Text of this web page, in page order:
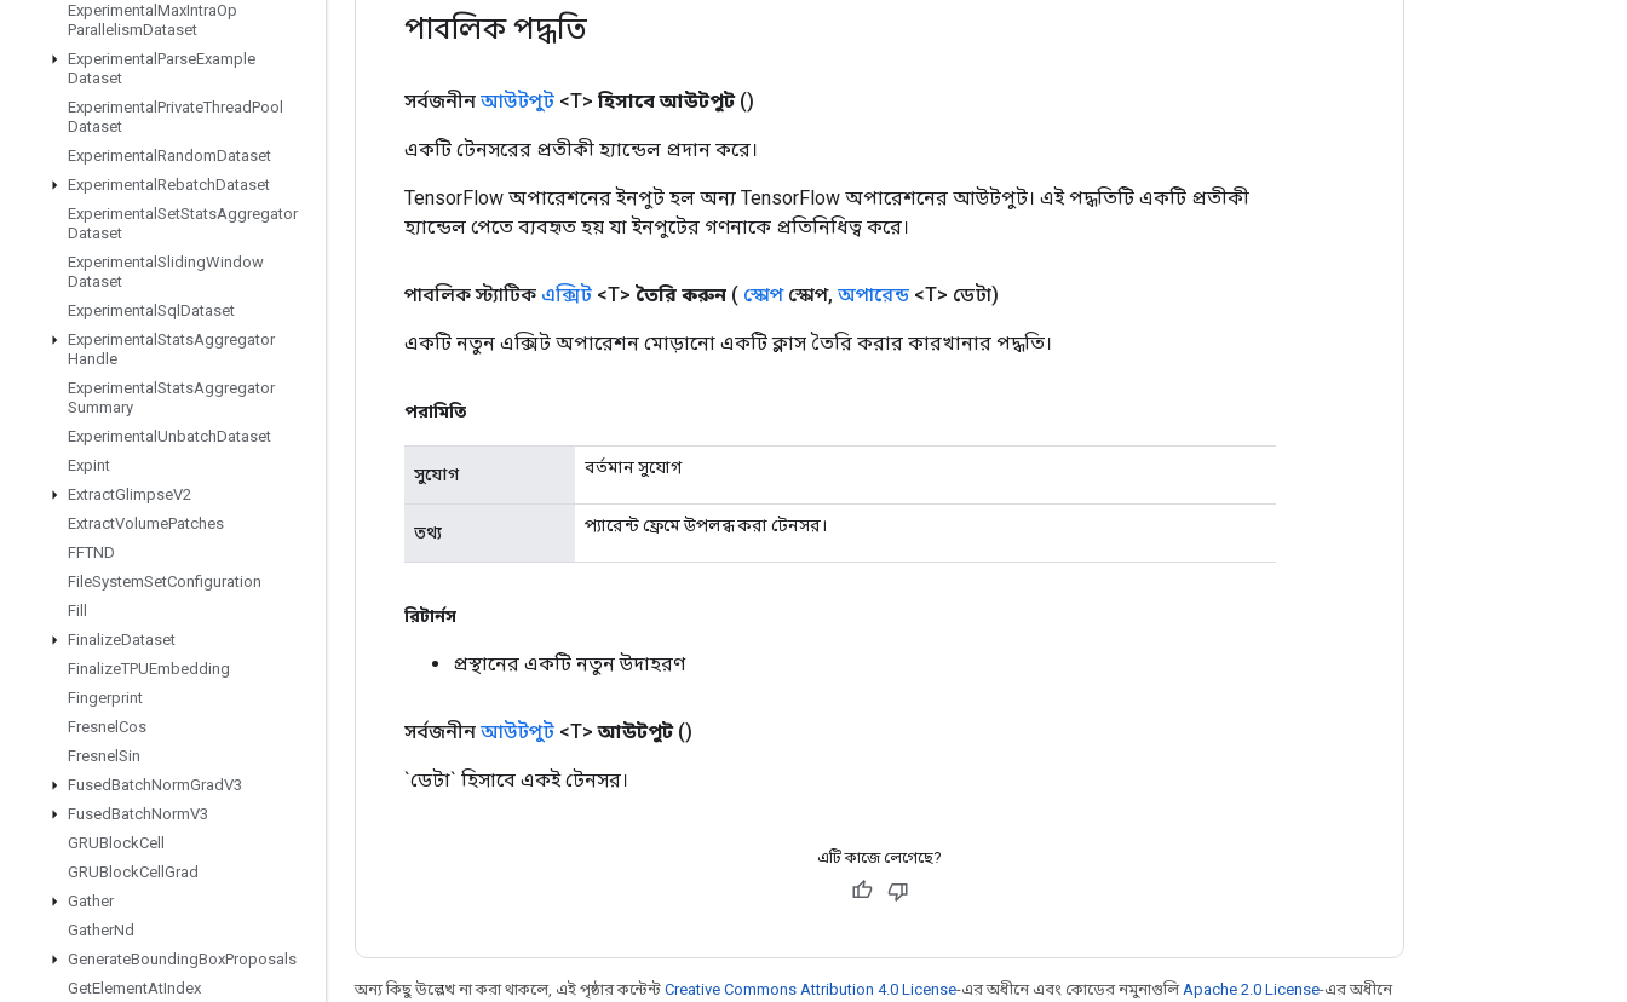
Experimental MaxIntraOp
ParallelismDataset
Experimental ParseExample
Dataset
Experimental PrivateThreadPool
Dataset
Experimental RandomDataset
Experimental RebatchDataset
Experimental SetStatsAggregator
Dataset
Experimental SlidingWindow
Dataset
Experimental Sql Dataset
Experimental StatsAggregator
Handle
Experimental StatsAggregator
Summary
Experimental UnbatchDataset
Expint
ExtractGlimpseV2
ExtractVolumePatches
FFTND
FileSystemSetConfiguration
Fill
FinalizeDataset
FinalizeTPUEmbedding
Fingerprint
Fresnel Cos
Fresnel Sin
FusedBatchNormGradV3
FusedBatchNormV3
GRUBlockCell
GRUBlockCell Grad
Gather
GatherNd
GenerateBoundingBoxProposals
GetElementAtIndex
পাবলিক পদ্ধতি
সর্বজনীন আউটপুট <T> হিসাবে আউটপুট ()
একটি টেনসরের প্রতীকী হ্যান্ডেল প্রদান করে।
TensorFlow অপারেশনের ইনপুট হল অন্য TensorFlow অপারেশনের আউটপুট। এই পদ্ধতিটি একটি প্রতীকী
হ্যান্ডেল পেতে ব্যবহৃত হয় যা ইনপুটের গণনাকে প্রতিনিধিত্ব করে।
পাবলিক স্ট্যাটিক এক্সিট <T> তৈরি করুন ( স্কোপস্কোপ, অপারেন্ড <T> ডেটা)
একটি নতুন এক্সিট অপারেশন মোড়ানো একটি ক্লাস তৈরি করার কারখানার পদ্ধতি।
পরামিতি
সুযোগ বর্তমান সুযোগ
তথ্য প্যারেন্ট ফ্রেমে উপলব্ধ করা টেনসর।
রিটার্নস
প্রস্থানের একটি নতুন উদাহরণ
সর্বজনীন আউটপুট <T> আউটপুট ()
`ডেটা` হিসাবে একই টেনসর।
এটি কাজে লেগেছে?
অন্য কিছু উল্লেখ না করা থাকলে, এই পৃষ্ঠার কন্টেন্ট Creative Commons Attribution 4.0 License-এর অধীনে এবং কোডের নমুনাগুলি Apache 2.0 License-এর অধীনে